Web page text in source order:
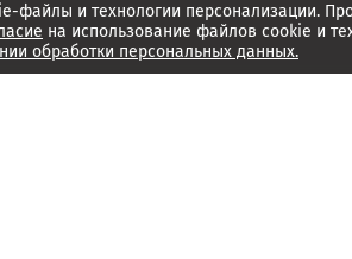
файлы и технологии персонализации.
на использование файлов cookie и
обработки персональных данных.